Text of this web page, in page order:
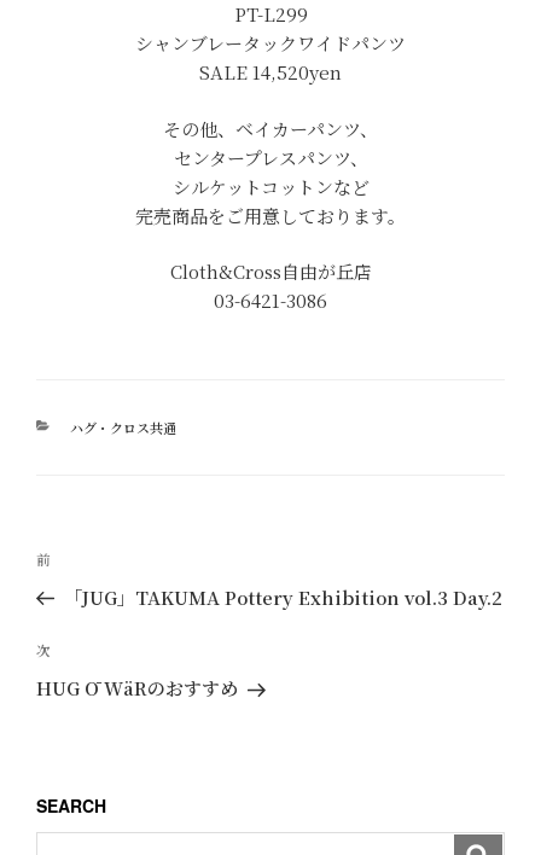
PT-L299
シャンブレータックワイドパンツ
SALE 14,520yen
その他、ベイカーパンツ、
センタープレスパンツ、
シルケットコットンなど
完売商品をご用意しております。
Cloth&Cross自由が丘店
03-6421-3086
カ
ハグ・クロス共通
投
ナ
ビ
ゲ
ン
過
去
投
稿
前
「JUG」TAKUMA Pottery Exhibition vol.3 Day.2
次
の
次
HUG Ō WäRのおすすめ
SEARCH